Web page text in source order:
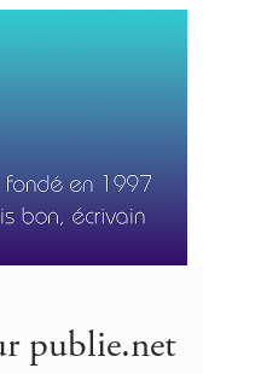
publie.net